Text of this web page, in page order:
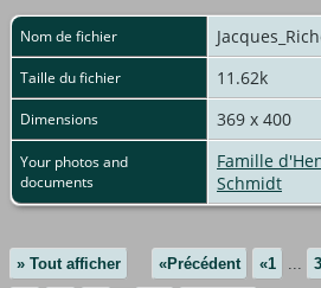
Nom de fichier
Taille du fichier 11.62k
Dimensions 369 x 400
Your photos and
documents
Famille
Schmidt
» Tout afficher «Précédent «1 ...